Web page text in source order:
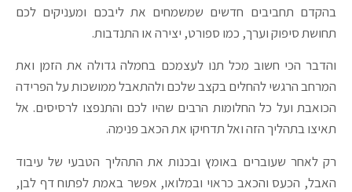
בהקדם תחביבים חדשים שמשמחים את ליבכם ומעניקים לכם
תחושת סיפוק וערך, כמו ספורט, יצירה או התנדבות.
והדבר הכי חשוב מכל תנו לעצמכם בחמלה גדולה את הזמן ואת
המרחב הרגשי להחלים בקצב שלכם ולהתאבל ממושכות על הפרידה
הכואבת ועל כל החלומות הרבים שהיו לכם והתנפצו לרסיסים. אל
תאיצו בתהליך הזה ואל תדחיקו את הכאב פנימה.
רק לאחר שעוברים באומץ ובכנות את התהליך הטבעי של עיבוד
האבל, הכעס והכאב כראוי ובמלואו, אפשר באמת לפתוח דף לבן,